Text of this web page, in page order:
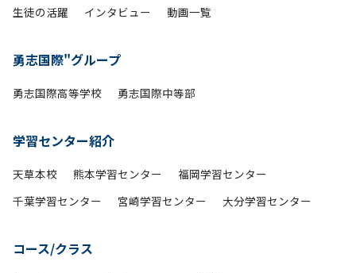
生徒の活躍
インタビュー 動画一覧
勇志国際"グループ
勇志国際高等学校 勇志国際中等部
学習センター紹介
天草本校 熊本学習センター
福岡学習センター
千葉学習センター
宮崎学習センター 大分学習センター
コース/クラス